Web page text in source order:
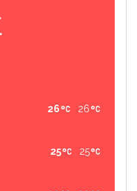
26
26
25
25